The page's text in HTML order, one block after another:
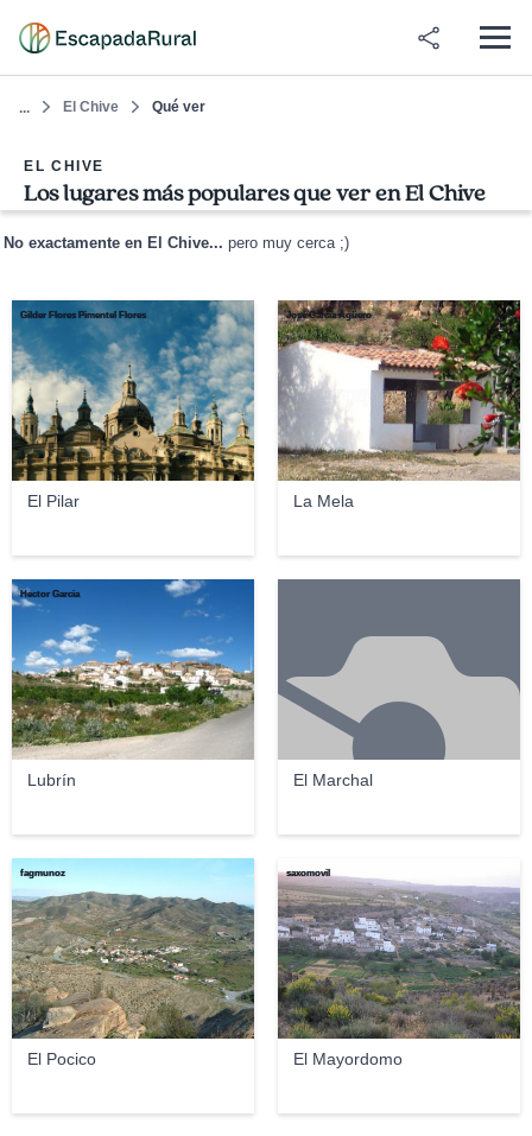
... El Chive Qué ver
EL CHIVE
Los lugares más populares que ver en El Chive
No exactamente en El Chive... pero muy cerca ;)
El Pilar
Gilder Flores Pimentel Flores
La Mela
José García Agüero
Lubrín
Hector Garcia
El Marchal
El Pocico
fagmunoz
El Mayordomo
saxomovil